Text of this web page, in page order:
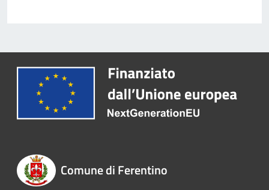
Comune di Ferentino